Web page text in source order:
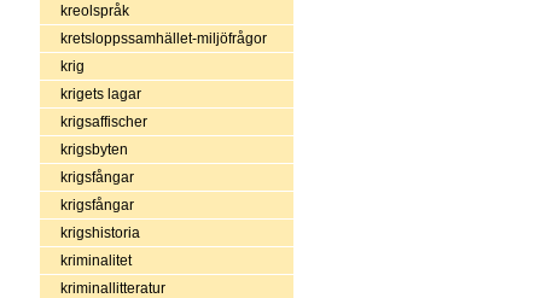
kreolspråk
kretsloppssamhället-miljöfrågor
krig
krigets lagar
krigsaffischer
krigsbyten
krigsfångar
krigsfångar
krigshistoria
kriminalitet
kriminallitteratur